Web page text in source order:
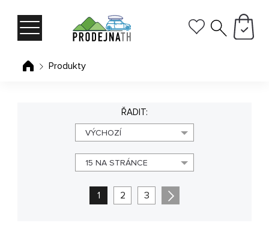
Produkty
ŘADIT:
VÝCHOZÍ
15 NA STRÁNCE
1 2 3